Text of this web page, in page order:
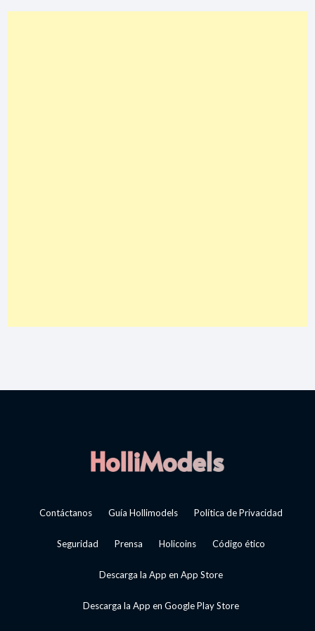
Contáctanos Guía Hollimodels Política de Privacidad
Seguridad Prensa Holicoins Código ético
Descarga la App en App Store
Descarga la App en Google Play Store